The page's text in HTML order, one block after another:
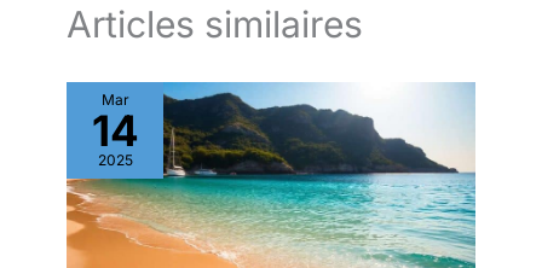
Articles similaires
Mar
14
2025